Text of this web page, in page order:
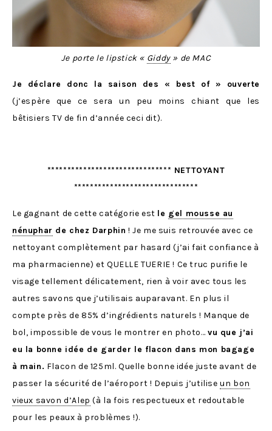
Je porte le lipstick « Giddy» de MAC
Je déclare donc la saison des « best of » ouverte
(j’espère que ce sera un peu moins chiant que les
bêtisiers TV de fin d’année ceci dit).
******************************* NETTOYANT
*******************************
Le gagnant de cette catégorie est le gel mousse au
nénuphar de chez Darphin ! Je me suis retrouvée avec ce
nettoyant complètement par hasard (j’ai fait confiance à
ma pharmacienne) et QUELLE TUERIE ! Ce truc purifie le
visage tellement délicatement, rien à voir avec tous les
autres savons que j’utilisais auparavant. En plus il
compte près de 85% d’ingrédients naturels ! Manque de
bol, impossible de vous le montrer en photo…vu que j’ai
eu la bonne idée de garder le flacon dans mon bagage
à main. Flacon de 125ml. Quelle bonne idée juste avant de
passer la sécurité de l’aéroport ! Depuis j’utiliseun bon
vieux savon d’Alep (à la fois respectueux et redoutable
pour les peaux à problèmes !).